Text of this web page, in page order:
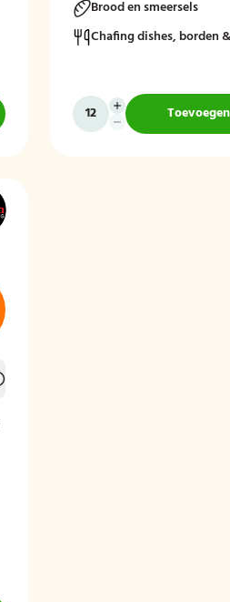
Brood en smeersels
Chafing dishes, borden
Toevoegen